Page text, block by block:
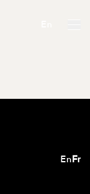
En Fr